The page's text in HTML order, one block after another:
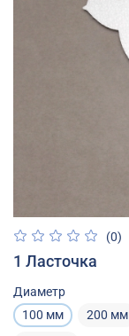
(0)
1 Ласточка
Диаметр
100 мм
200 мм